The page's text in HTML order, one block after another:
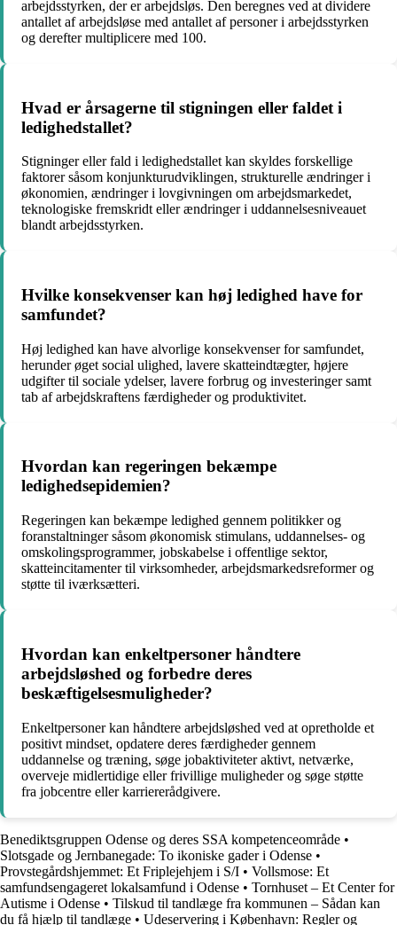
arbejdsstyrken, der er arbejdsløs. Den beregnes ved at dividere
antallet af arbejdsløse med antallet af personer i arbejdsstyrken
og derefter multiplicere med 100.
Hvad er årsagerne til stigningen eller faldet i
ledighedstallet?
Stigninger eller fald i ledighedstallet kan skyldes forskellige
faktorer såsom konjunkturudviklingen, strukturelle ændringer i
økonomien, ændringer i lovgivningen om arbejdsmarkedet,
teknologiske fremskridt eller ændringer i uddannelsesniveauet
blandt arbejdsstyrken.
Hvilke konsekvenser kan høj ledighed have for
samfundet?
Høj ledighed kan have alvorlige konsekvenser for samfundet,
herunder øget social ulighed, lavere skatteindtægter, højere
udgifter til sociale ydelser, lavere forbrug og investeringer samt
tab af arbejdskraftens færdigheder og produktivitet.
Hvordan kan regeringen bekæmpe
ledighedsepidemien?
Regeringen kan bekæmpe ledighed gennem politikker og
foranstaltninger såsom økonomisk stimulans, uddannelses- og
omskolingsprogrammer, jobskabelse i offentlige sektor,
skatteincitamenter til virksomheder, arbejdsmarkedsreformer og
støtte til iværksætteri.
Hvordan kan enkeltpersoner håndtere
arbejdsløshed og forbedre deres
beskæftigelsesmuligheder?
Enkeltpersoner kan håndtere arbejdsløshed ved at opretholde et
positivt mindset, opdatere deres færdigheder gennem
uddannelse og træning, søge jobaktiviteter aktivt, netværke,
overveje midlertidige eller frivillige muligheder og søge støtte
fra jobcentre eller karriererådgivere.
Benediktsgruppen Odense og deres SSA kompetenceområde •
Slotsgade og Jernbanegade: To ikoniske gader i Odense •
Provstegårdshjemmet: Et Friplejehjem i S/I • Vollsmose: Et
samfundsengageret lokalsamfund i Odense • Tornhuset – Et Center for
Autisme i Odense • Tilskud til tandlæge fra kommunen – Sådan kan
du få hjælp til tandlæge • Udeservering i København: Regler og